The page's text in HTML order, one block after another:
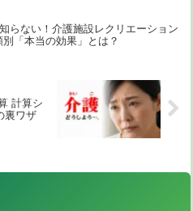
らない！介護施設レクリエーション
別「本当の効果」とは？
計算シ
裏ワザ